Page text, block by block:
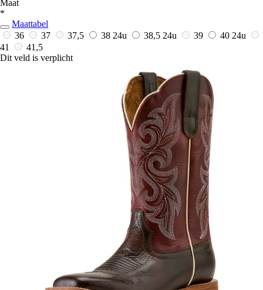
Maat
*
Maattabel
36
37 37,5 38 24u 38,5 24u 39 40 24u
41
41,5
Dit veld is verplicht